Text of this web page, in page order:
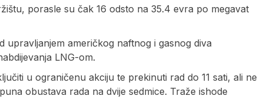
porasle su čak 16 odsto na 35.4 evra po megavat
upravljanjem američkog naftnog i gasnog diva
LNG-om.
u ograničenu akciju te prekinuti rad do 11 sati, ali ne
obustava rada na dvije sedmice. Traže ishode